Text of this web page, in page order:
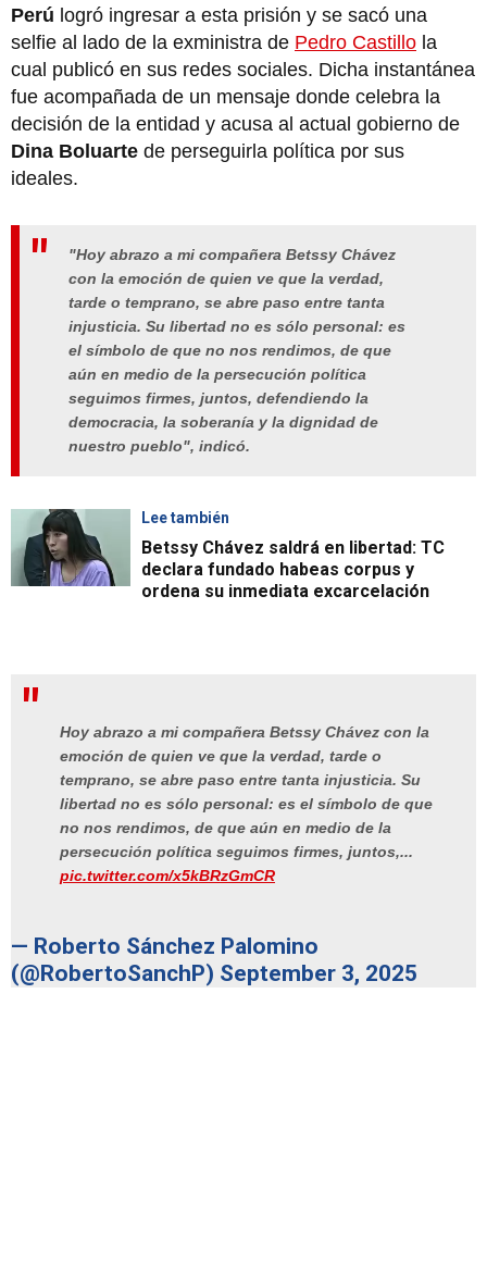
Perú logró ingresar a esta prisión y se sacó una
selfie al lado de la exministra de Pedro Castillo la
cual publicó en sus redes sociales. Dicha instantánea
fue acompañada de un mensaje donde celebra la
decisión de la entidad y acusa al actual gobierno de
Dina Boluarte de perseguirla política por sus
ideales.
"Hoy abrazo a mi compañera Betssy Chávez
con la emoción de quien ve que la verdad,
tarde o temprano, se abre paso entre tanta
injusticia. Su libertad no es sólo personal: es
el símbolo de que no nos rendimos, de que
aún en medio de la persecución política
seguimos firmes, juntos, defendiendo la
democracia, la soberanía y la dignidad de
nuestro pueblo", indicó.
Lee también
Betssy Chávez saldrá en libertad: TC
declara fundado habeas corpus y
ordena su inmediata excarcelación
Hoy abrazo a mi compañera Betssy Chávez con la
emoción de quien ve que la verdad, tarde o
temprano, se abre paso entre tanta injusticia. Su
libertad no es sólo personal: es el símbolo de que
no nos rendimos, de que aún en medio de la
persecución política seguimos firmes, juntos,...
pic.twitter.com/x5kBRzGmCR
— Roberto Sánchez Palomino
(@RobertoSanchP) September 3, 2025